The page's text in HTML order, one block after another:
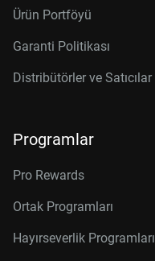
Ürün Portföyü
Garanti Politikası
Distribütörler ve Satıcılar
Programlar
Pro Rewards
Ortak Programları
Hayırseverlik Programları